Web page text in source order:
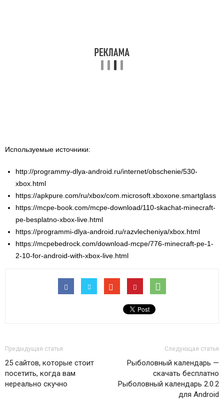
Используемые источники:
http://programmy-dlya-android.ru/internet/obschenie/530-
xbox.html
https://apkpure.com/ru/xbox/com.microsoft.xboxone.smartglass
https://mcpe-book.com/mcpe-download/110-skachat-minecraft-
pe-besplatno-xbox-live.html
https://programmi-dlya-android.ru/razvlecheniya/xbox.html
https://mcpebedrock.com/download-mcpe/776-minecraft-pe-1-
2-10-for-android-with-xbox-live.html
Предыдущая статья
25 сайтов, которые стоит
посетить, когда вам
нереально скучно
Следующая статья
Рыболовный календарь —
скачать бесплатно
Рыболовный календарь 2.0.2
для Android